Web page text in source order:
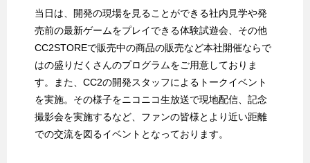
当日は、開発の現場を見ることができる社内見学や発
売前の最新ゲームをプレイできる体験試遊会、その他
CC2STOREで販売中の商品の販売など本社開催ならで
はの盛りだくさんのプログラムをご用意しておりま
す。また、CC2の開発スタッフによるトークイベント
を実施。その様子をニコニコ生放送で現地配信、記念
撮影会を実施するなど、ファンの皆様とより近い距離
での交流を図るイベントとなっております。